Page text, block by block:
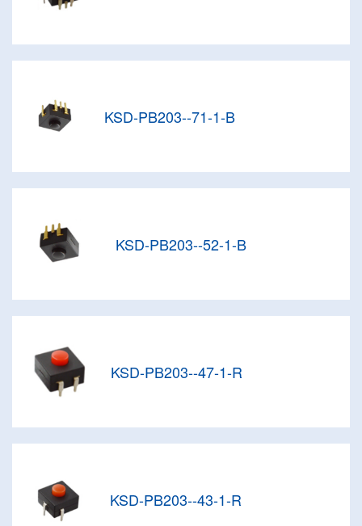
KSD-PB203--71-1-B
KSD-PB203--52-1-B
KSD-PB203--47-1-R
KSD-PB203--43-1-R